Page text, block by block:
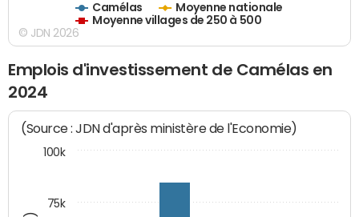
Camélas
Moyenne nationale
Moyenne villages de 250 à 500
© JDN 2026
Emplois d'investissement de Camélas en
2024
(Source : JDN d'après ministère de l'Economie)
100k
75k